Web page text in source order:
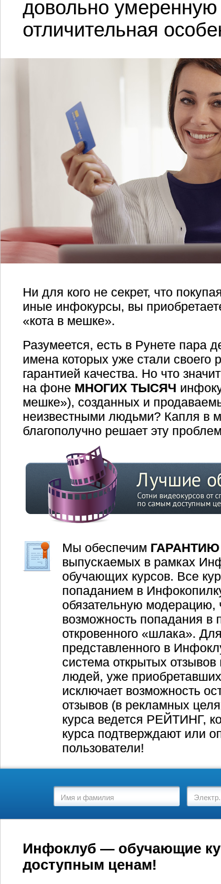
довольно умеренную
отличительная
Ни для кого не секрет, что
иные инфокурсы, вы
«кота в мешке».
Разумеется, есть в Рунете пара
имена которых уже стали своего
гарантией качества. Но что
на фоне МНОГИХ ТЫСЯЧ
мешке»), созданных и
неизвестными людьми? Капля в
благополучно решает эту
Мы обеспечим
выпускаемых в рамках
обучающих курсов. Все
попаданием в
обязательную модерацию,
возможность попадания в
откровенного «шлака».
представленного в
система открытых отзывов
людей, уже приобретавших
исключает возможность
отзывов (в рекламных
курса ведется РЕЙТИНГ,
курса подтверждают или
пользователи!
Инфоклуб — обучающие
доступным ценам!